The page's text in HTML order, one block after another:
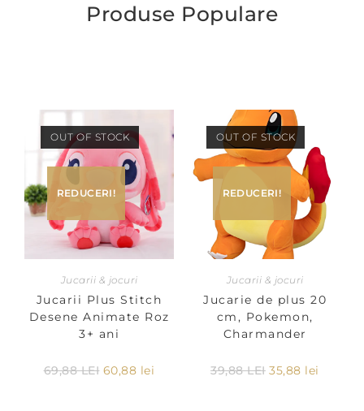
Produse Populare
OUT OF STOCK
REDUCERI!
Jucarii & jocuri
Jucarii Plus Stitch
Desene Animate Roz
3+ ani
69,88LEI 60,88 lei
OUT OF STOCK
REDUCERI!
Jucarii & jocuri
Jucarie de plus 20
cm, Pokemon,
Charmander
39,88LEI 35,88 lei